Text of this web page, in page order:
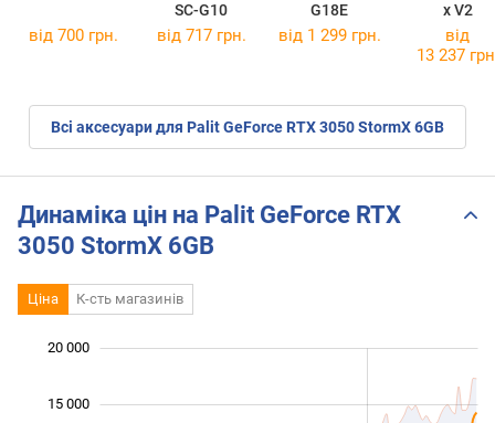
SC-G10
G18E
x V2
від 700 грн. від 717 грн. від 1 299 грн.
від
13 237
Всі аксесуари для Palit GeForce RTX 3050 StormX 6GB
Динаміка цін на Palit GeForce RTX
3050 StormX 6GB
Ціна К-сть магазинів
15 000
20 000